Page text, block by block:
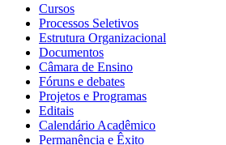
Cursos
Processos Seletivos
Estrutura Organizacional
Documentos
Câmara de Ensino
Fóruns e debates
Projetos e Programas
Editais
Calendário Acadêmico
Permanência e Êxito